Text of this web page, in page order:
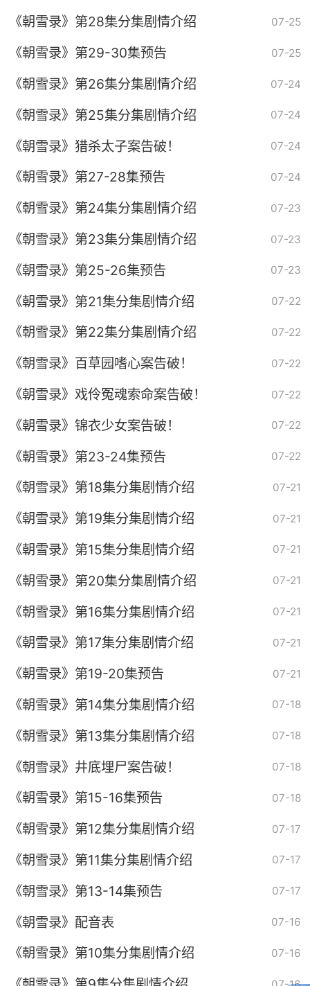
《朝雪录》第28集分集剧情介绍 07-25
《朝雪录》第29-30集预告 07-25
《朝雪录》第26集分集剧情介绍 07-24
《朝雪录》第25集分集剧情介绍 07-24
《朝雪录》猎杀太子案告破！ 07-24
《朝雪录》第27-28集预告 07-24
《朝雪录》第24集分集剧情介绍 07-23
《朝雪录》第23集分集剧情介绍 07-23
《朝雪录》第25-26集预告 07-23
《朝雪录》第21集分集剧情介绍 07-22
《朝雪录》第22集分集剧情介绍 07-22
《朝雪录》百草园嗜心案告破！ 07-22
《朝雪录》戏伶冤魂索命案告破！ 07-22
《朝雪录》锦衣少女案告破！ 07-22
《朝雪录》第23-24集预告 07-22
《朝雪录》第18集分集剧情介绍 07-21
《朝雪录》第19集分集剧情介绍 07-21
《朝雪录》第15集分集剧情介绍 07-21
《朝雪录》第20集分集剧情介绍 07-21
《朝雪录》第16集分集剧情介绍 07-21
《朝雪录》第17集分集剧情介绍 07-21
《朝雪录》第19-20集预告 07-21
《朝雪录》第14集分集剧情介绍 07-18
《朝雪录》第13集分集剧情介绍 07-18
《朝雪录》井底埋尸案告破！ 07-18
《朝雪录》第15-16集预告 07-18
《朝雪录》第12集分集剧情介绍 07-17
《朝雪录》第11集分集剧情介绍 07-17
《朝雪录》第13-14集预告 07-17
《朝雪录》配音表 07-16
《朝雪录》第10集分集剧情介绍 07-16